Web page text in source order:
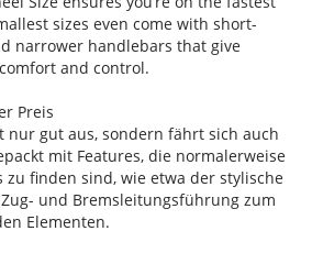
sizes even come with short-
narrower handlebars that give
and control.
Preis
nur gut aus, sondern fährt sich auch
mit Features, die normalerweise
zu finden sind, wie etwa der stylische
und Bremsleitungsführung zum
Elementen.